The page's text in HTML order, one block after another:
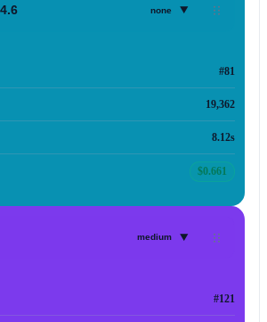
none ▾
#81
19,362
8.12s
$0.661
medium ▾
#121